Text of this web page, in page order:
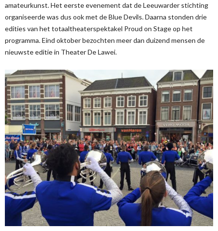
amateurkunst. Het eerste evenement dat de Leeuwarder stichting
organiseerde was dus ook met de Blue Devils. Daarna stonden drie
edities van het totaaltheaterspektakel Proud on Stage op het
programma. Eind oktober bezochten meer dan duizend mensen de
nieuwste editie in Theater De Lawei.